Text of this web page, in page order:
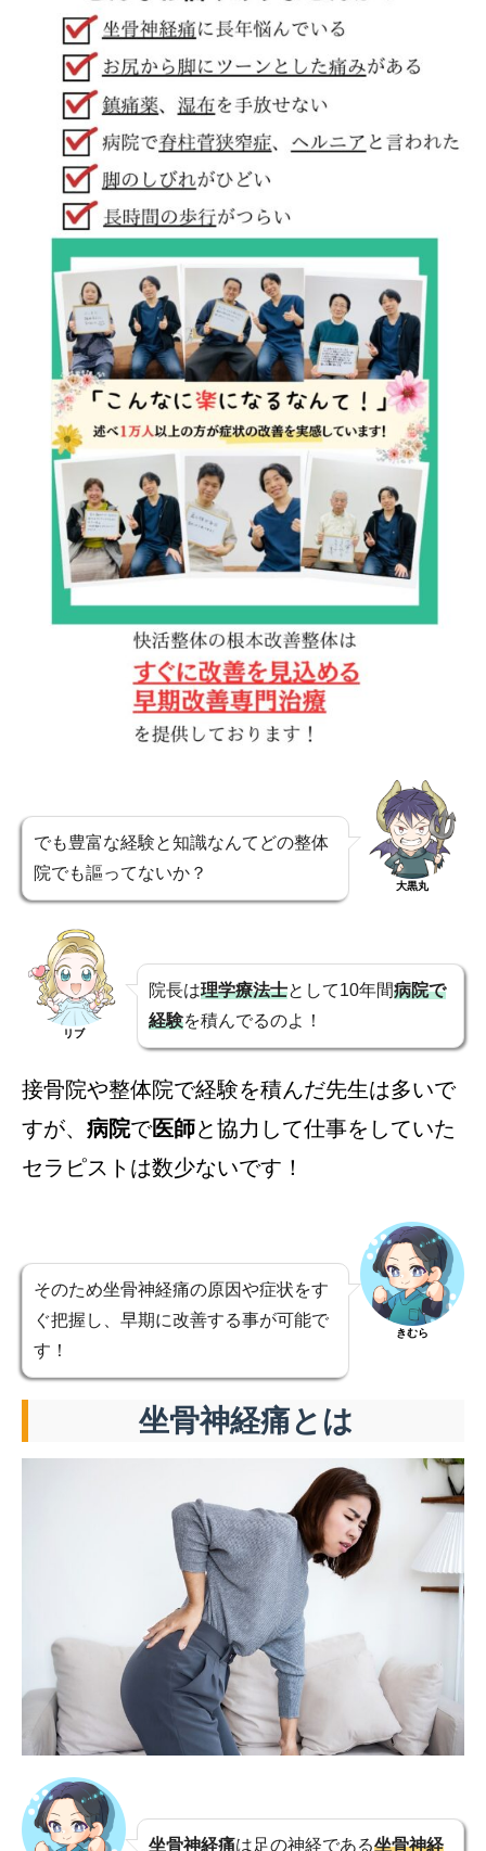
でも豊富な経験と知識なんてどの整体
院でも謳ってないか？
大黒丸
リブ
院長は理学療法士として10年間病院で
経験を積んでるのよ！
接骨院や整体院で経験を積んだ先生は多いで
すが、 病院で医師と協力して仕事をしていた
セラピストは数少ないです！
そのため坐骨神経痛の原因や症状をす
ぐ把握し、早期に改善する事が可能で
す！
きむら
坐骨神経痛とは
坐骨神経痛は足の神経である坐骨神経